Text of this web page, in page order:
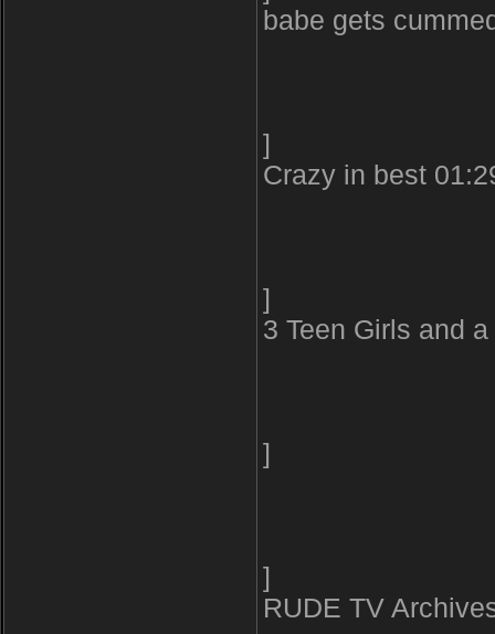
babe gets
]
Crazy in best
]
3 Teen Girls and
]
]
RUDE TV